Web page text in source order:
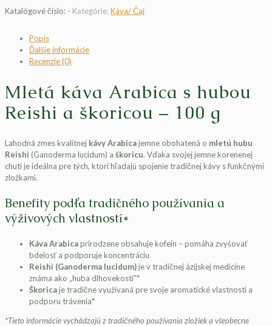
coffee
Katalógové číslo: - Kategórie:Káva/ Čaj
Popis
Ďalšie informácie
Recenzie (0)
Mletá káva Arabica s hubou
Reishi a škoricou – 100 g
Lahodná zmes kvalitnej kávy Arabicajemne obohatená o mletú hubu
Reishi (Ganoderma lucidum) a škoricu. Vďaka svojej jemne korenenej
chuti je ideálna pre tých, ktorí hľadajú spojenie tradičnej kávy s funkčnými
zložkami.
Benefity podľa tradičného používania a
výživových vlastností*
Káva Arabicaprirodzene obsahuje kofeín – pomáha zvyšovať
bdelosť a podporuje koncentráciu
Reishi (Ganoderma lucidum)je v tradičnej ázijskej medicíne
známa ako „huba dlhovekosti“*
Škoricaje tradične využívaná pre svoje aromatické vlastnosti a
podporu trávenia*
*Tieto informácie vychádzajú z tradičného používania zložiek a všeobecne